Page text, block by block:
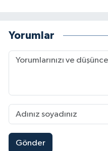
Yorumlar
Gönder